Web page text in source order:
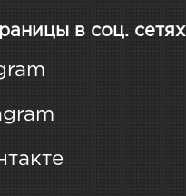
в соц. сетях